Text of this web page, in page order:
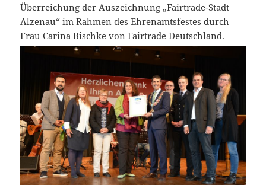
Überreichung der Auszeichnung „Fairtrade-Stadt
Alzenau“ im Rahmen des Ehrenamtsfestes durch
Frau Carina Bischke von Fairtrade Deutschland.